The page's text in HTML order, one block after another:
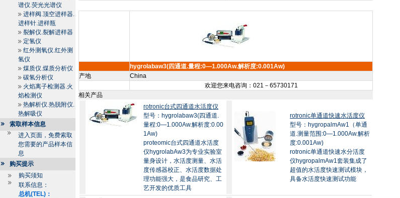
谱仪.荧光光谱仪
进样阀.顶空进样器.
进样针.进样瓶
裂解仪.裂解进样器
定氢仪
红外测氧仪.红外测
氢仪
煤质仪.煤质分析仪
碳氢分析仪
火焰离子检测器.火
焰检测仪
热解析仪.热脱附仪.
热解吸仪
索取样本信息
进入页面，免费索取
您需要的产品样本信
息
购买提示
购买须知
联系信息：
总机(TEL)：
hygrolabaw3(四通道.量程:0—1.000Aw.解析度:0.001Aw)
产地
China
欢迎您来电咨询：021－65730171
相关产品
rotronic台式四通道水活度仪
型号：hygrolabaw3(四通道.
量程:0—1.000Aw.解析度:0.00
1Aw)
proteomic台式四通道水活度
仪hygrolabAw3为专业实验室
量身设计，水活度测量、水活
度传感器校正、水活度数据处
理功能强大，是食品研究、工
艺开发的优质工具
rotronic单通道快速水活度仪
型号：hygropalmAw1（单通
道.测量范围:0—1.000Aw.解析
度:0.001Aw)
rotronic单通道快速水分活度
仪hygropalmAw1套装集成了
超值的水活度快速测试模块，
具备水活度快速测试功能